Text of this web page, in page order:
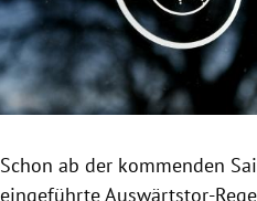
Untermenü
Untermenü
Schon ab der kommenden
eingeführte Auswärtstor-